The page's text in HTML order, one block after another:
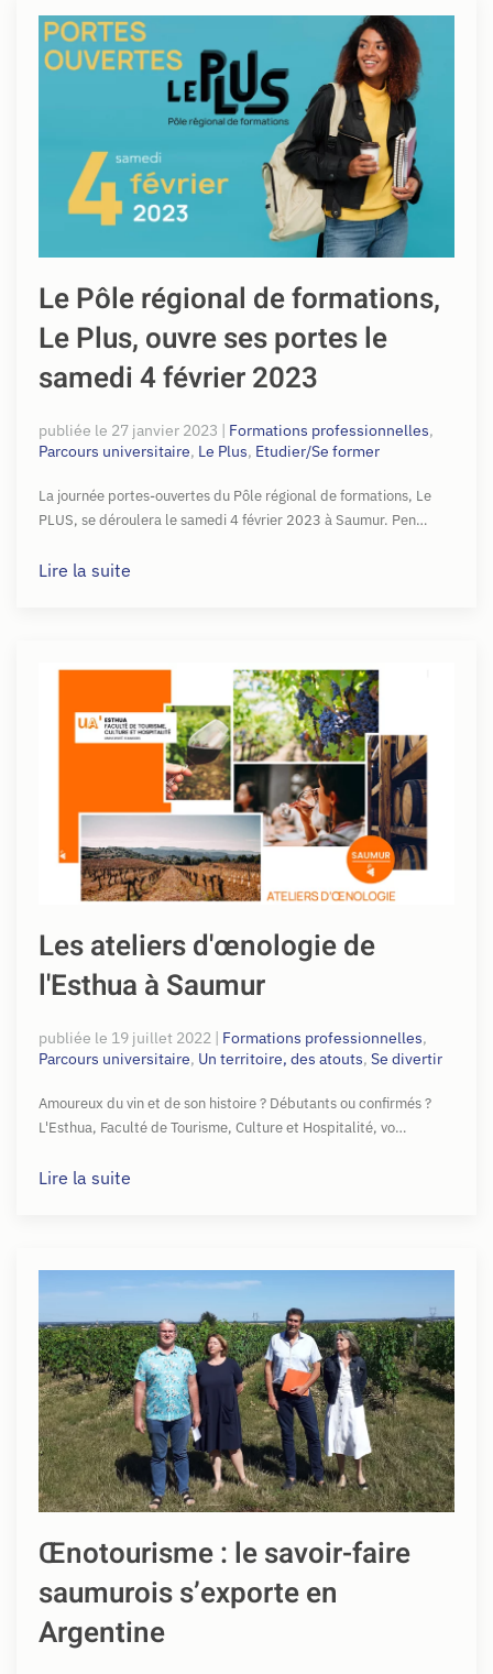
Le Pôle régional de formations,
Le Plus, ouvre ses portes le
samedi 4 février 2023
publiée le 27 janvier 2023 | Formations professionnelles,
Parcours universitaire, Le Plus, Etudier/Se former
La journée portes-ouvertes du Pôle régional de formations, Le
PLUS, se déroulera le samedi 4 février 2023 à Saumur. Pen…
Lire la suite
Les ateliers d'œnologie de
l'Esthua à Saumur
publiée le 19 juillet 2022 | Formations professionnelles,
Parcours universitaire, Un territoire, des atouts, Se divertir
Amoureux du vin et de son histoire ? Débutants ou confirmés ?
L'Esthua, Faculté de Tourisme, Culture et Hospitalité, vo…
Lire la suite
Œnotourisme : le savoir-faire
saumurois s’exporte en
Argentine